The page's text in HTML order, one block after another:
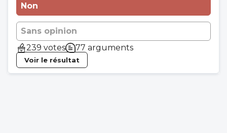
Non
Sans opinion
239 votes
77 arguments
Voir le résultat